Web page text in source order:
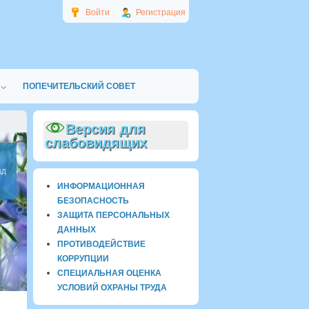
Войти Регистрация
ПОПЕЧИТЕЛЬСКИЙ СОВЕТ
Версия для
слабовидящих
ИНФОРМАЦИОННАЯ
БЕЗОПАСНОСТЬ
ЗАЩИТА ПЕРСОНАЛЬНЫХ
ДАННЫХ
ПРОТИВОДЕЙСТВИЕ
КОРРУПЦИИ
СПЕЦИАЛЬНАЯ ОЦЕНКА
УСЛОВИЙ ОХРАНЫ ТРУДА